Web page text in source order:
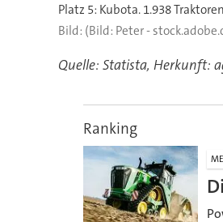
Platz 5: Kubota. 1.938
(Bild: Peter -
Quelle: Statista, Herkunft:
Ranking